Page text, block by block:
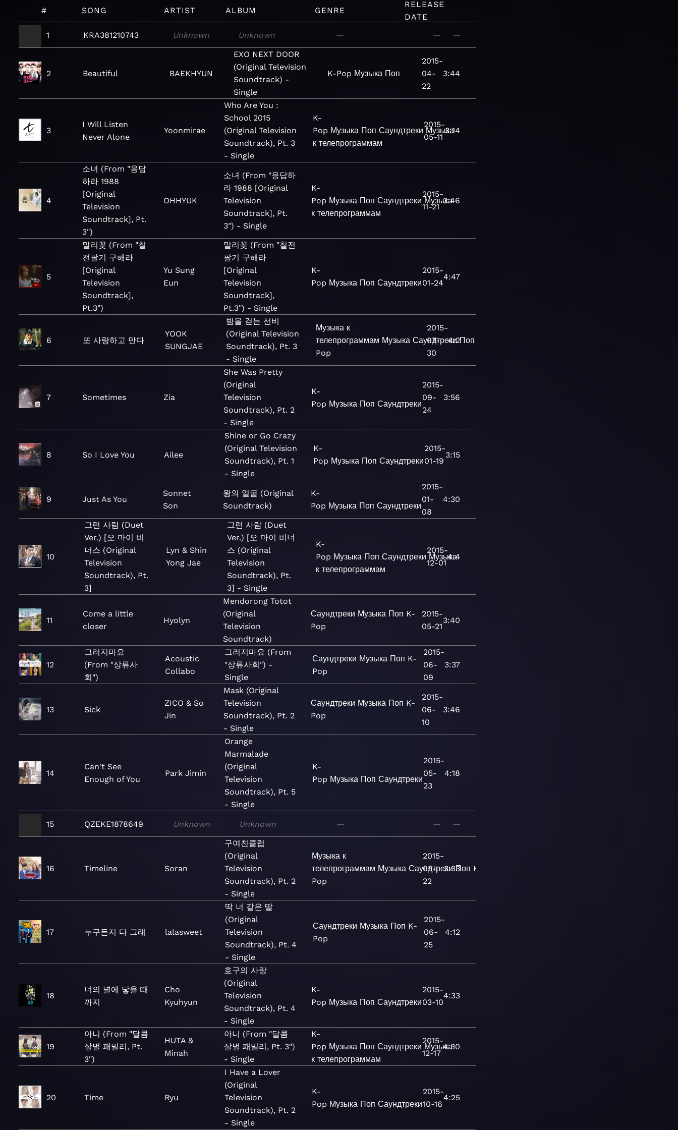
# SONG ARTIST ALBUM GENRE
RELEASE
DATE
1
KRA381210743 Unknown Unknown — — —
2 Beautiful BAEKHYUN
EXO NEXT DOOR
(Original Television
Soundtrack) -
Single
K-Pop Музыка Поп
2015-
04-
22
3:44
3
I Will Listen
Never Alone
Yoonmirae
Who Are You :
School 2015
(Original Television
Soundtrack), Pt. 3
- Single
K-
Pop Музыка Поп Саундтреки Музыка
к телепрограммам
2015-
05-11
3:14
4
소녀 (From "응답
하라 1988
[Original
Television
Soundtrack], Pt.
3")
OHHYUK
소녀 (From "응답하
라 1988 [Original
Television
Soundtrack], Pt.
3") - Single
K-
Pop Музыка Поп Саундтреки Музыка
к телепрограммам
2015-
11-21
3:46
5
말리꽃 (From "칠
전팔기 구해라
[Original
Television
Soundtrack],
Pt.3")
Yu Sung
Eun
말리꽃 (From "칠전
팔기 구해라
[Original
Television
Soundtrack],
Pt.3") - Single
K-
Pop Музыка Поп Саундтреки
2015-
01-24
4:47
6 또 사랑하고 만다
YOOK
SUNGJAE
밤을 걷는 선비
(Original Television
Soundtrack), Pt. 3
- Single
Музыка к
телепрограммам Музыка Саундтреки Поп
Pop
2015-
07-
30
4:2
7 Sometimes Zia
She Was Pretty
(Original
Television
Soundtrack), Pt. 2
- Single
K-
Pop Музыка Поп Саундтреки
2015-
09-
24
3:56
8 So I Love You Ailee
Shine or Go Crazy
(Original Television
Soundtrack), Pt. 1
- Single
K-
Pop Музыка Поп Саундтреки
2015-
01-19
3:15
9 Just As You
Sonnet
Son
왕의 얼굴 (Original
Soundtrack)
K-
Pop Музыка Поп Саундтреки
2015-
01-
08
4:30
10
그런 사람 (Duet
Ver.) [오 마이 비
너스 (Original
Television
Soundtrack), Pt.
3]
Lyn & Shin
Yong Jae
그런 사람 (Duet
Ver.) [오 마이 비너
스 (Original
Television
Soundtrack), Pt.
3] - Single
K-
Pop Музыка Поп Саундтреки Музыка
к телепрограммам
2015-
12-01
4:4
11
Come a little
closer
Hyolyn
Mendorong Totot
(Original
Television
Soundtrack)
Саундтреки Музыка Поп K-
Pop
2015-
05-21
3:40
12
그러지마요
(From "상류사
회")
Acoustic
Collabo
그러지마요 (From
"상류사회") -
Single
Саундтреки Музыка Поп K-
Pop
2015-
06-
09
3:37
13 Sick
ZICO & So
Jin
Mask (Original
Television
Soundtrack), Pt. 2
- Single
Саундтреки Музыка Поп K-
Pop
2015-
06-
10
3:46
14
Can't See
Enough of You
Park Jimin
Orange
Marmalade
(Original
Television
Soundtrack), Pt. 5
- Single
K-
Pop Музыка Поп Саундтреки
2015-
05-
23
4:18
15 QZEKE1878649 Unknown Unknown — — —
16 Timeline Soran
구여친클럽
(Original
Television
Soundtrack), Pt. 2
- Single
Музыка к
телепрограммам Музыка Саундтреки Поп K-
Pop
2015-
05-
22
3:33
17 누구든지 다 그래 lalasweet
딱 너 같은 딸
(Original
Television
Soundtrack), Pt. 4
- Single
Саундтреки Музыка Поп K-
Pop
2015-
06-
25
4:12
18
너의 별에 닿을 때
까지
Cho
Kyuhyun
호구의 사랑
(Original
Television
Soundtrack), Pt. 4
- Single
K-
Pop Музыка Поп Саундтреки
2015-
03-10
4:33
19
아니 (From "달콤
살벌 패밀리, Pt.
3")
HUTA &
Minah
아니 (From "달콤
살벌 패밀리, Pt. 3")
- Single
K-
Pop Музыка Поп Саундтреки Музыка
к телепрограммам
2015-
12-17
4:30
20 Time Ryu
I Have a Lover
(Original
Television
Soundtrack), Pt. 2
- Single
K-
Pop Музыка Поп Саундтреки
2015-
10-16
4:25